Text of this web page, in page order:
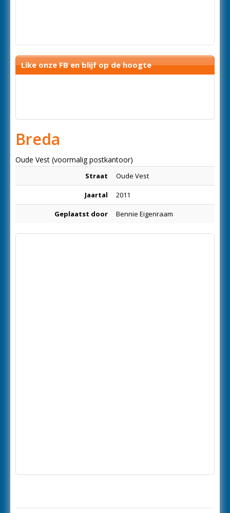
Like onze FB en blijf op de hoogte
Breda
Oude Vest (voormalig postkantoor)
Straat Oude Vest
Jaartal 2011
Geplaatst door Bennie Eigenraam